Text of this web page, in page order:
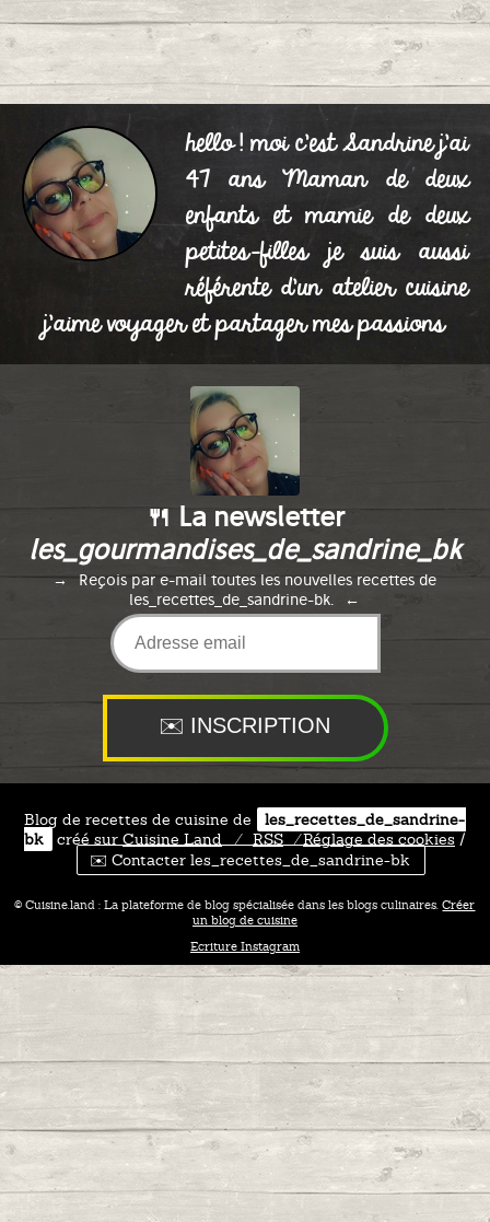
hello ! moi c'est Sandrine j'ai
47 ans Maman de deux
enfants et mamie de deux
petites-filles je suis aussi
référente d'un atelier cuisine
j'aime voyager et partager mes passions
🍴 La newsletter
les_gourmandises_de_sandrine_bk
Reçois par e-mail toutes les nouvelles recettes de
les_recettes_de_sandrine-bk.
Blog de recettes de cuisine de
les_recettes_de_sandrine-
bk
créé sur Cuisine Land ⁄ RSS ⁄Réglage des cookies /
✉️ Contacter les_recettes_de_sandrine-bk
© Cuisine.land : La plateforme de blog spécialisée dans les blogs culinaires.Créer
un blog de cuisine
Ecriture Instagram